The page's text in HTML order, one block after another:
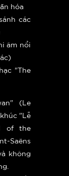
hóa
các
âm nổi
"The
(Le
"Lễ
of the
Saëns
không